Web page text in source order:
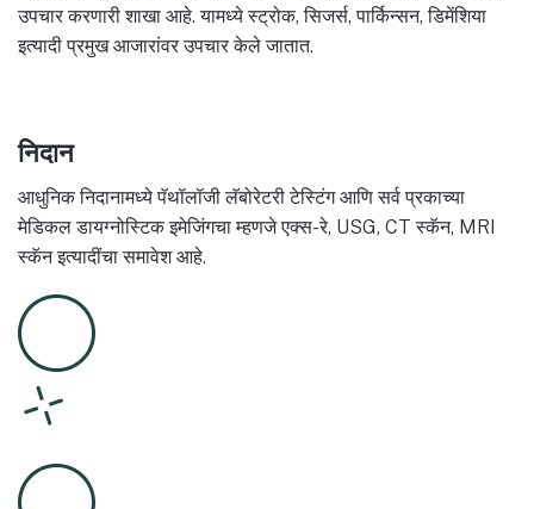
उपचार करणारी शाखा आहे. यामध्ये स्ट्रोक, सिजर्स, पार्किन्सन, डिमेंशिया
इत्यादी प्रमुख आजारांवर उपचार केले जातात.
निदान
आधुनिक निदानामध्ये पॅथॉलॉजी लॅबोरेटरी टेस्टिंग आणि सर्व प्रकाच्या
मेडिकल डायग्नोस्टिक इमेजिंगचा म्हणजे एक्स-रे, USG, CT स्कॅन, MRI
स्कॅन इत्यादींचा समावेश आहे.